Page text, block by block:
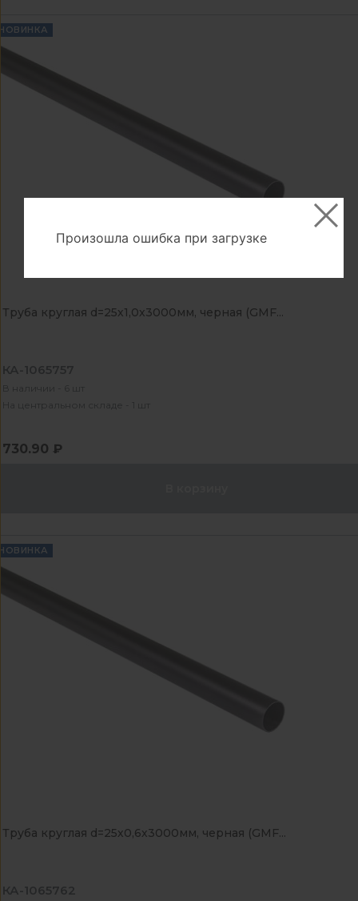
Труба круглая d=25х1,0х3000мм, черная (GMF...
КА-1065757
В наличии - 6 шт
На центральном складе - 1 шт
730.90 ₽
Труба круглая d=25х0,6х3000мм, черная (GMF...
КА-1065762
Произошла ошибка при загрузке